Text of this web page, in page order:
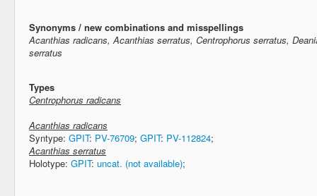
Synonyms / new combinations and misspellings
Acanthias radicans, Acanthias serratus, Centrophorus serratus,
serratus
Types
Centrophorus radicans
Acanthias radicans
Syntype: GPIT: PV-76709; GPIT: PV-112824;
Acanthias serratus
Holotype: GPIT: uncat. (not available);